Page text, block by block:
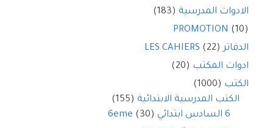
الادوات المدرسية (183)
PROMOTION (10)
الدفاتر LES CAHIERS (22)
ادوات المكتب (20)
الكتب (1000)
الكتب المدرسية الابتدائية (155)
6 السادس ابتدائي 6eme
(30)